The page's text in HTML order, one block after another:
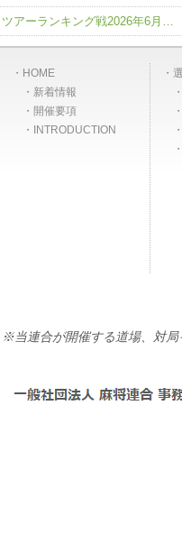
ツアーランキング戦2026年6月…
HOME
新着情報
開催要項
INTRODUCTION
※当連合が開催する道場、対